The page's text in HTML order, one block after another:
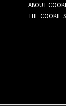
ABOUT
THE COOKIE